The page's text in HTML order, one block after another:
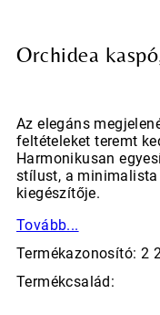
Orchidea
Az elegáns
feltételeket teremt
Harmonikusan
stílust, a
kiegészítője.
Tovább...
Termékazonosító: 2
Termékcsalád: